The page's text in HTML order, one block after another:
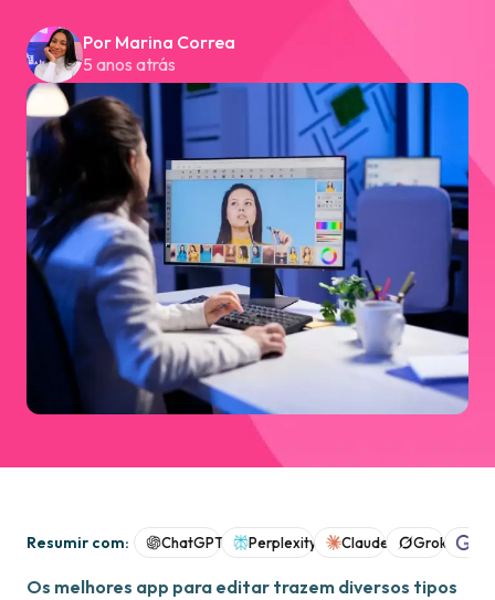
Por Marina Correa
5 anos atrás
Resumir com: ChatGPT Perplexity Claude Grok
Os melhores app para editar trazem diversos tipos